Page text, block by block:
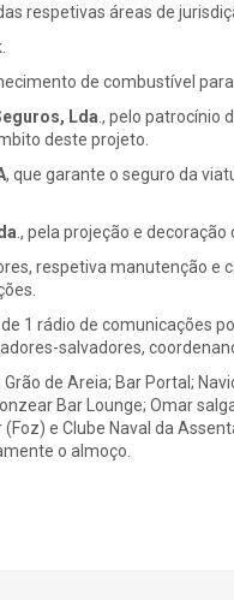
respetivas áreas de
de combustível para
Lda ., pelo patrocínio
deste projeto.
, que garante o seguro da
., pela projeção e decoração
respetiva manutenção e
1 rádio de comunicações
salvadores,
de Areia; Bar Portal;
Bar Lounge; Omar
e Clube Naval da
o almoço.